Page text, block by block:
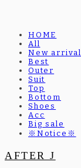
HOME
All
New arrival
Best
Outer
Suit
Top
Bottom
Shoes
Acc
Big sale
※Notice※
AFTER J